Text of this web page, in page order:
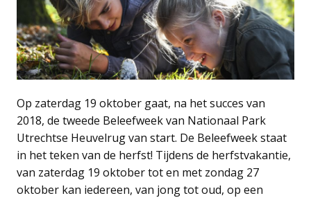
Op zaterdag 19 oktober gaat, na het succes van
2018, de tweede Beleefweek van Nationaal Park
Utrechtse Heuvelrug van start. De Beleefweek staat
in het teken van de herfst! Tijdens de herfstvakantie,
van zaterdag 19 oktober tot en met zondag 27
oktober kan iedereen, van jong tot oud, op een